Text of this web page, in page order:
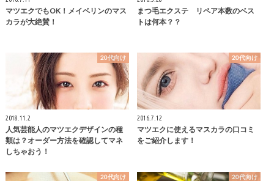
マツエクでもOK！メイベリンのマス
カラが大絶賛！
まつ毛エクステ リペア本数のベス
トは何本？？
20代向け
2018.11.2
人気芸能人のマツエクデザインの種
類は？オーダー方法を確認してマネ
しちゃおう！
20代向け
2016.7.12
マツエクに使えるマスカラの口コミ
をご紹介します！
20代向け 20代向け